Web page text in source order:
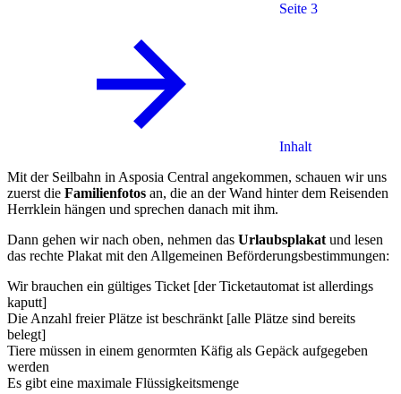
Seite 3
Inhalt
Mit der Seilbahn in Asposia Central angekommen, schauen wir uns
zuerst die Familienfotos an, die an der Wand hinter dem Reisenden
Herrklein hängen und sprechen danach mit ihm.
Dann gehen wir nach oben, nehmen das Urlaubsplakat und lesen
das rechte Plakat mit den Allgemeinen Beförderungsbestimmungen:
Wir brauchen ein gültiges Ticket [der Ticketautomat ist allerdings
kaputt]
Die Anzahl freier Plätze ist beschränkt [alle Plätze sind bereits
belegt]
Tiere müssen in einem genormten Käfig als Gepäck aufgegeben
werden
Es gibt eine maximale Flüssigkeitsmenge